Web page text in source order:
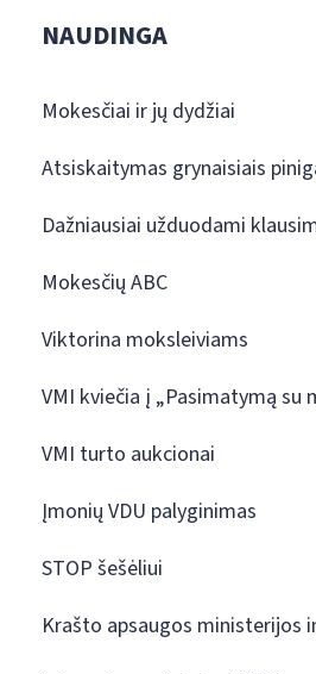
NAUDINGA
Mokesčiai ir jų dydžiai
Atsiskaitymas grynaisiais
Dažniausiai užduodami
Mokesčių ABC
Viktorina moksleiviams
VMI kviečia į „Pasimatymą su
VMI turto aukcionai
Įmonių VDU palyginimas
STOP šešėliui
Krašto apsaugos ministerijos